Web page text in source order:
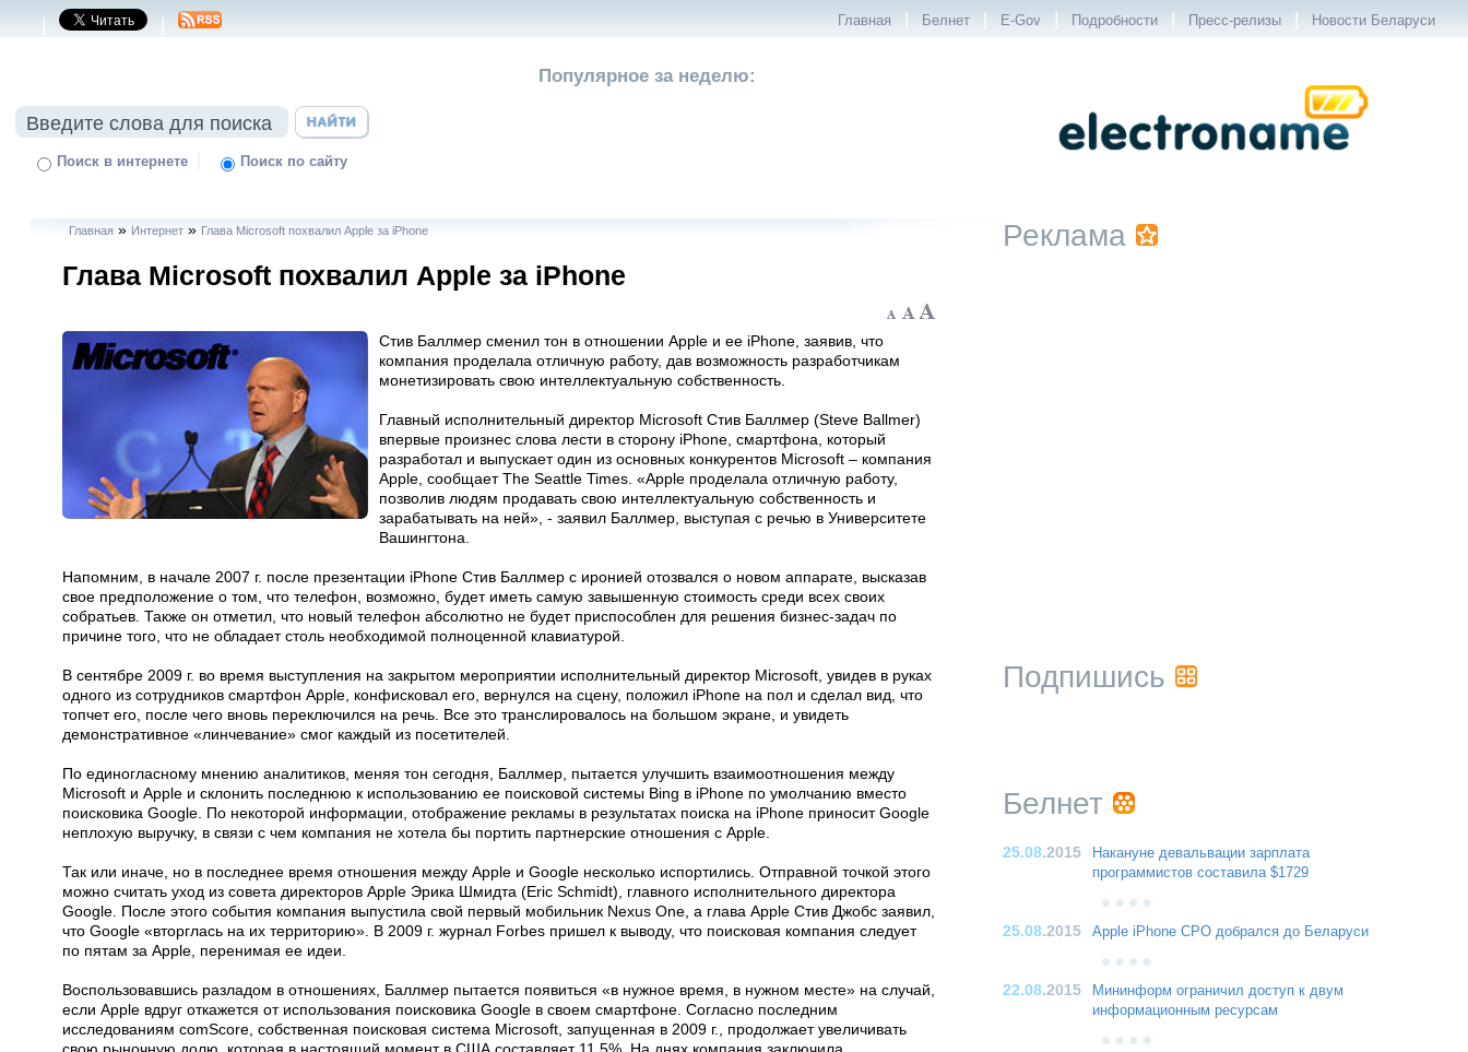
| | Главная | Белнет | E-Gov | Подробности | Пресс-релизы | Новости Беларуси
Поиск в интернете | Поиск по сайту
Популярное за неделю:
Главная » Интернет» Глава Microsoft похвалил Apple за iPhone
Глава Microsoft похвалил Apple за iPhone
Стив Баллмер сменил тон в отношении Apple и ее iPhone, заявив, что
компания проделала отличную работу, дав возможность разработчикам
монетизировать свою интеллектуальную собственность.
Главный исполнительный директор Microsoft Стив Баллмер (Steve Ballmer)
впервые произнес слова лести в сторону iPhone, смартфона, который
разработал и выпускает один из основных конкурентов Microsoft – компания
Apple, сообщает The Seattle Times. «Apple проделала отличную работу,
позволив людям продавать свою интеллектуальную собственность и
зарабатывать на ней», - заявил Баллмер, выступая с речью в Университете
Вашингтона.
Напомним, в начале 2007 г. после презентации iPhone Стив Баллмер с иронией отозвался о новом аппарате, высказав
свое предположение о том, что телефон, возможно, будет иметь самую завышенную стоимость среди всех своих
собратьев. Также он отметил, что новый телефон абсолютно не будет приспособлен для решения бизнес-задач по
причине того, что не обладает столь необходимой полноценной клавиатурой.
В сентябре 2009 г. во время выступления на закрытом мероприятии исполнительный директор Microsoft, увидев в руках
одного из сотрудников смартфон Apple, конфисковал его, вернулся на сцену, положил iPhone на пол и сделал вид, что
топчет его, после чего вновь переключился на речь. Все это транслировалось на большом экране, и увидеть
демонстративное «линчевание» смог каждый из посетителей.
По единогласному мнению аналитиков, меняя тон сегодня, Баллмер, пытается улучшить взаимоотношения между
Microsoft и Apple и склонить последнюю к использованию ее поисковой системы Bing в iPhone по умолчанию вместо
поисковика Google. По некоторой информации, отображение рекламы в результатах поиска на iPhone приносит Google
неплохую выручку, в связи с чем компания не хотела бы портить партнерские отношения с Apple.
Так или иначе, но в последнее время отношения между Apple и Google несколько испортились. Отправной точкой этого
можно считать уход из совета директоров Apple Эрика Шмидта (Eric Schmidt), главного исполнительного директора
Google. После этого события компания выпустила свой первый мобильник Nexus One, а глава Apple Стив Джобс заявил,
что Google «вторглась на их территорию». В 2009 г. журнал Forbes пришел к выводу, что поисковая компания следует
по пятам за Apple, перенимая ее идеи.
Воспользовавшись разладом в отношениях, Баллмер пытается появиться «в нужное время, в нужном месте» на случай,
если Apple вдруг откажется от использования поисковика Google в своем смартфоне. Согласно последним
исследованиям comScore, собственная поисковая система Microsoft, запущенная в 2009 г., продолжает увеличивать
Реклама
Подпишись
Белнет
25.08.2015
Накануне девальвации зарплата
программистов составила $1729
25.08.2015 Apple iPhone CPO добрался до Беларуси
22.08.2015
Мининформ ограничил доступ к двум
информационным ресурсам